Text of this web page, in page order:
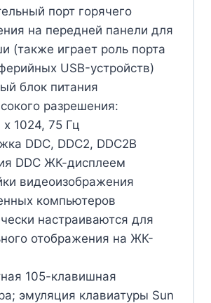
порт горячего
на передней панели для
(также играет роль порта
USB-устройств)
блок питания
разрешения:
x 1024, 75 Гц
DDC, DDC2, DDC2B
DDC ЖК-дисплеем
видеоизображения
компьютеров
настраиваются для
отображения на ЖК-
105-клавишная
эмуляция клавиатуры Sun